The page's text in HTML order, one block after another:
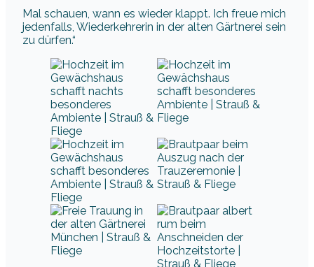
Mal schauen, wann es wieder klappt. Ich freue mich
jedenfalls, Wiederkehrerin in der alten Gärtnerei sein
zu dürfen.“